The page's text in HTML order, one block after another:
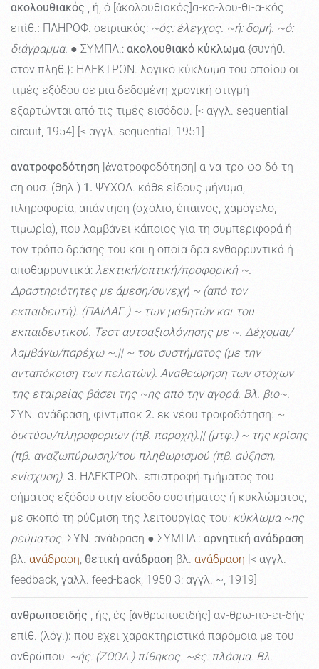
ακολουθιακός , ή, ό [ἀκολουθιακός]α-κο-λου-θι-α-κός
επίθ.: ΠΛΗΡΟΦ. σειριακός: ~ός: έλεγχος. ~ή: δομή. ~ό:
διάγραμμα. ● ΣΥΜΠΛ.: ακολουθιακό κύκλωμα {συνήθ.
στον πληθ.}: ΗΛΕΚΤΡΟΝ. λογικό κύκλωμα του οποίου οι
τιμές εξόδου σε μια δεδομένη χρονική στιγμή
εξαρτώνται από τις τιμές εισόδου. [< αγγλ. sequential
circuit, 1954] [< αγγλ. sequential, 1951]
ανατροφοδότηση [ἀνατροφοδότηση] α-να-τρο-φο-δό-τη-
ση ουσ. (θηλ.) 1. ΨΥΧΟΛ. κάθε είδους μήνυμα,
πληροφορία, απάντηση (σχόλιο, έπαινος, χαμόγελο,
τιμωρία), που λαμβάνει κάποιος για τη συμπεριφορά ή
τον τρόπο δράσης του και η οποία δρα ενθαρρυντικά ή
αποθαρρυντικά: λεκτική/οπτική/προφορική ~.
Δραστηριότητες με άμεση/συνεχή ~ (από τον
εκπαιδευτή). (ΠΑΙΔΑΓ.) ~ των μαθητών και του
εκπαιδευτικού. Τεστ αυτοαξιολόγησης µε ~. Δέχομαι/
λαμβάνω/παρέχω ~.|| ~ του συστήματος (με την
ανταπόκριση των πελατών). Αναθεώρηση των στόχων
της εταιρείας βάσει της ~ης από την αγορά. Βλ. βιο~.
ΣΥΝ. ανάδραση, φίντμπακ 2. εκ νέου τροφοδότηση: ~
δικτύου/πληροφοριών (πβ. παροχή).|| (μτφ.) ~ της κρίσης
(πβ. αναζωπύρωση)/του πληθωρισμού (πβ. αύξηση,
ενίσχυση). 3. ΗΛΕΚΤΡΟΝ. επιστροφή τμήματος του
σήματος εξόδου στην είσοδο συστήματος ή κυκλώματος,
με σκοπό τη ρύθμιση της λειτουργίας του: κύκλωμα ~ης
ρεύματος. ΣΥΝ. ανάδραση ● ΣΥΜΠΛ.: αρνητική ανάδραση
βλ. ανάδραση, θετική ανάδραση βλ. ανάδραση [< αγγλ.
feedback, γαλλ. feed-back, 1950 3: αγγλ. ~, 1919]
ανθρωποειδής , ής, ές [ἀνθρωποειδής] αν-θρω-πο-ει-δής
επίθ. (λόγ.): που έχει χαρακτηριστικά παρόμοια με του
ανθρώπου: ~ής: (ΖΩΟΛ.) πίθηκος. ~ές: πλάσμα. Βλ.